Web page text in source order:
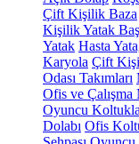
Çift Kişilik Baza
Kişilik Yatak
Yatak Hasta
Karyola Çift
Odası Takımları
Ofis ve Çalışma
Oyuncu
Dolabı Ofis